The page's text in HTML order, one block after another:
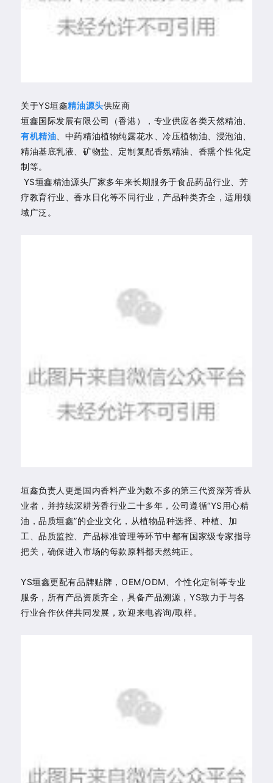
关于YS垣鑫精油源头供应商
垣鑫国际发展有限公司（香港），专业供应各类天然精油、
有机精油 、中药精油植物纯露花水、冷压植物油、浸泡油、
精油基底乳液、矿物盐、定制复配香氛精油、香熏个性化定
制等。
YS垣鑫精油源头厂家多年来长期服务于食品药品行业、芳
疗教育行业、香水日化等不同行业，产品种类齐全，适用领
域广泛。
垣鑫负责人更是国内香料产业为数不多的第三代资深芳香从
业者，并持续深耕芳香行业二十多年，公司遵循“YS用心精
油，品质垣鑫”的企业文化，从植物品种选择、种植、加
工、品质监控、产品标准管理等环节中都有国家级专家指导
把关，确保进入市场的每款原料都天然纯正。
YS垣鑫更配有品牌贴牌，OEM/ODM、个性化定制等专业
服务，所有产品资质齐全，具备产品溯源，YS致力于与各
行业合作伙伴共同发展，欢迎来电咨询/取样。